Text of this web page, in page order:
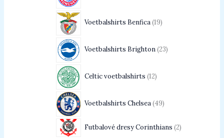
Voetbalshirts Benfica 19
Voetbalshirts Brighton 23
Celtic voetbalshirts 12
Voetbalshirts Chelsea 49
Futbalové dresy Corinthians 2